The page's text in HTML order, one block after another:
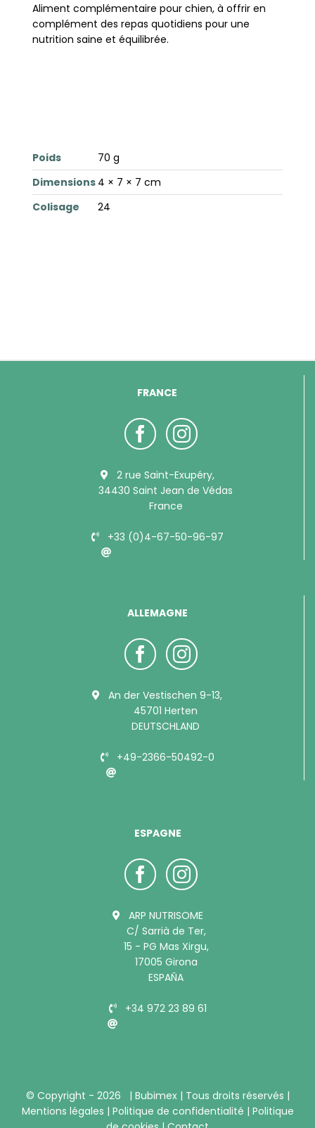
Aliment complémentaire pour chien, à offrir en
complément des repas quotidiens pour une
nutrition saine et équilibrée.
Poids
70 g
Dimensions 4 × 7 × 7 cm
Colisage
24
FRANCE
2 rue Saint-Exupéry,
34430 Saint Jean de Védas
France
+33 (0)4-67-50-96-97
ALLEMAGNE
An der Vestischen 9-13,
45701 Herten
DEUTSCHLAND
+49-2366-50492-0
ESPAGNE
ARP NUTRISOME
C/ Sarrià de Ter,
15 - PG Mas Xirgu,
17005 Girona
ESPAÑA
+34 972 23 89 61
© Copyright - 2026 | Bubimex | Tous droits réservés |
Mentions légales | Politique de confidentialité | Politique